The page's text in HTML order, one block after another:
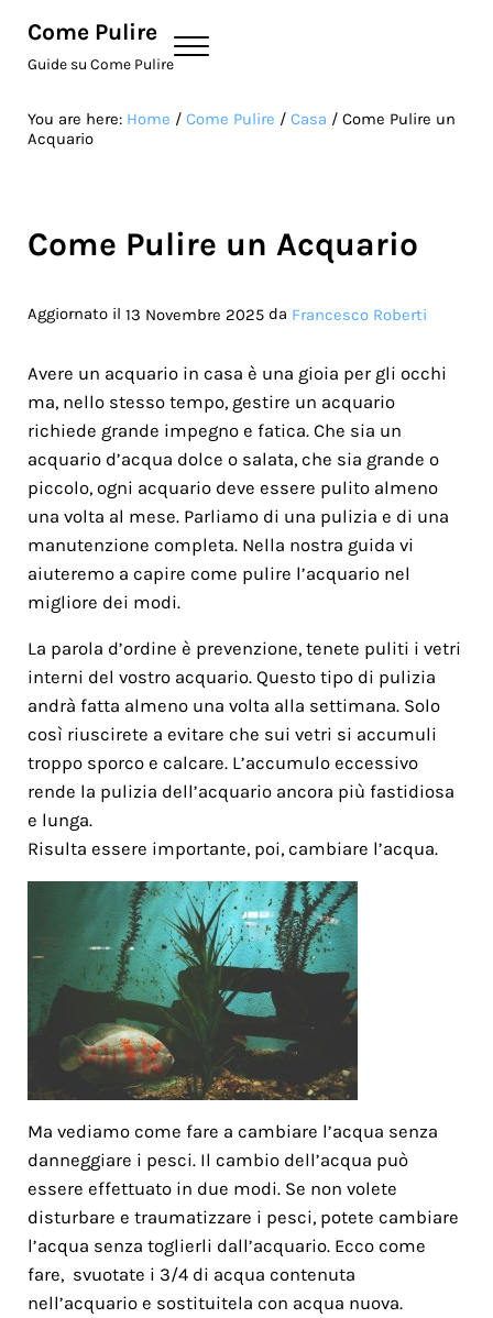
Come Pulire
Guide su Come Pulire
Menu
You are here: Home / Come Pulire / Casa /Come Pulire un
Acquario
Come Pulire un Acquario
Aggiornato il 13 Novembre 2025da Francesco Roberti
Avere un acquario in casa è una gioia per gli occhi
ma, nello stesso tempo, gestire un acquario
richiede grande impegno e fatica. Che sia un
acquario d’acqua dolce o salata, che sia grande o
piccolo, ogni acquario deve essere pulito almeno
una volta al mese. Parliamo di una pulizia e di una
manutenzione completa. Nella nostra guida vi
aiuteremo a capire come pulire l’acquario nel
migliore dei modi.
La parola d’ordine è prevenzione, tenete puliti i vetri
interni del vostro acquario. Questo tipo di pulizia
andrà fatta almeno una volta alla settimana. Solo
così riuscirete a evitare che sui vetri si accumuli
troppo sporco e calcare. L’accumulo eccessivo
rende la pulizia dell’acquario ancora più fastidiosa
e lunga.
Risulta essere importante, poi, cambiare l’acqua.
Ma vediamo come fare a cambiare l’acqua senza
danneggiare i pesci. Il cambio dell’acqua può
essere effettuato in due modi. Se non volete
disturbare e traumatizzare i pesci, potete cambiare
l’acqua senza toglierli dall’acquario. Ecco come
fare, svuotate i 3/4 di acqua contenuta
nell’acquario e sostituitela con acqua nuova.